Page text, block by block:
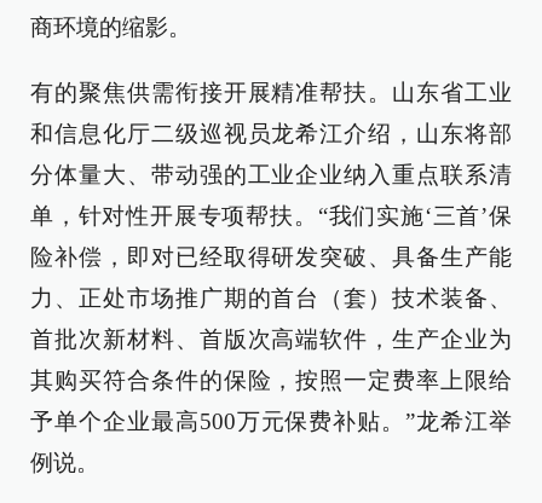
商环境的缩影。
有的聚焦供需衔接开展精准帮扶。山东省工业
和信息化厅二级巡视员龙希江介绍，山东将部
分体量大、带动强的工业企业纳入重点联系清
单，针对性开展专项帮扶。“我们实施‘三首’保
险补偿，即对已经取得研发突破、具备生产能
力、正处市场推广期的首台（套）技术装备、
首批次新材料、首版次高端软件，生产企业为
其购买符合条件的保险，按照一定费率上限给
予单个企业最高500万元保费补贴。”龙希江举
例说。